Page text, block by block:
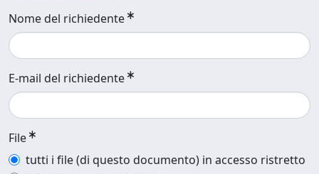
Nome del richiedente
E-mail del richiedente
File
tutti i file (di questo documento) in accesso ristretto